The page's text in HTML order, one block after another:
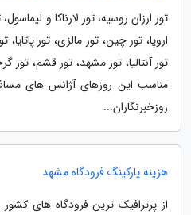
تور ارزان روسیه، تور لارناکا و
اروپا، تور چین، تور مالزی، تور پاتایا،
تور آنتالیا، تور مشهد، تور قشم،
مناسب این روزهای آژانس های
روزخبرنگاران...
هزینه پارکینگ فرودگاه مشهد
از پرترافیک ترین فرودگاه های